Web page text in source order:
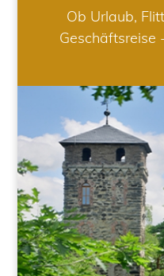
Ob Urlaub,
Geschäftsreise